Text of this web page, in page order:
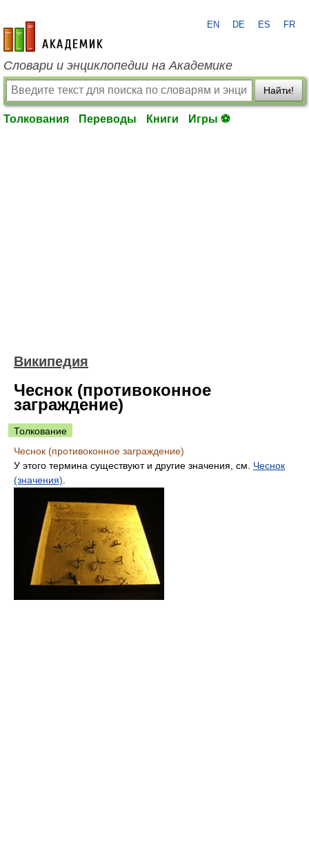
academic.ru
EN DE ES FR
Словари и энциклопедии на Академике
Найти!
Толкования Переводы Книги Игры ⚽
Википедия
Чеснок (противоконное
заграждение)
Толкование
Чеснок (противоконное заграждение)
У этого термина существуют и другие значения, см. Чеснок
(значения)